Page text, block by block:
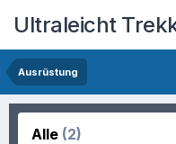
Ultraleicht
Ausrüstung
Alle (2)